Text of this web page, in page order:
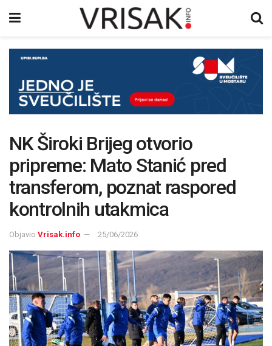
NK Široki Brijeg otvorio
pripreme: Mato Stanić pred
transferom, poznat raspored
kontrolnih utakmica
Objavio Vrisak.info 25/06/2026